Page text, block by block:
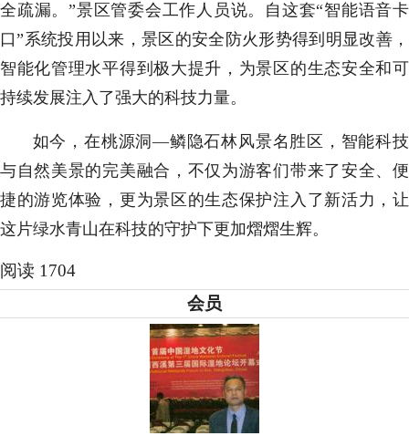
全疏漏。”景区管委会工作人员说。自这套“智能语音卡
口”系统投用以来，景区的安全防火形势得到明显改善，
智能化管理水平得到极大提升，为景区的生态安全和可
持续发展注入了强大的科技力量。
如今，在桃源洞—鳞隐石林风景名胜区，智能科技
与自然美景的完美融合，不仅为游客们带来了安全、便
捷的游览体验，更为景区的生态保护注入了新活力，让
这片绿水青山在科技的守护下更加熠熠生辉。
阅读 1704
会员